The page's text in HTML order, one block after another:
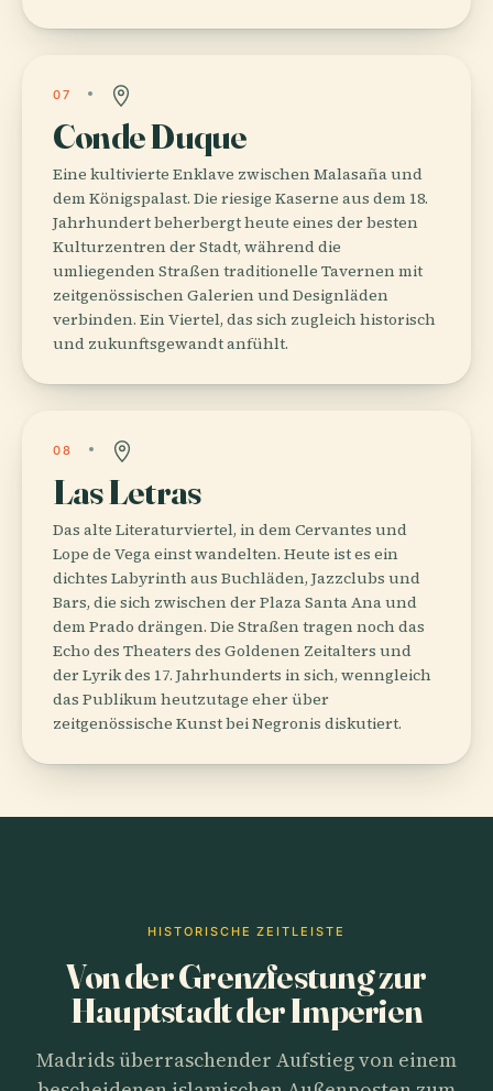
07
Conde Duque
Eine kultivierte Enklave zwischen Malasaña und
dem Königspalast. Die riesige Kaserne aus dem 18.
Jahrhundert beherbergt heute eines der besten
Kulturzentren der Stadt, während die
umliegenden Straßen traditionelle Tavernen mit
zeitgenössischen Galerien und Designläden
verbinden. Ein Viertel, das sich zugleich historisch
und zukunftsgewandt anfühlt.
08
Las Letras
Das alte Literaturviertel, in dem Cervantes und
Lope de Vega einst wandelten. Heute ist es ein
dichtes Labyrinth aus Buchläden, Jazzclubs und
Bars, die sich zwischen der Plaza Santa Ana und
dem Prado drängen. Die Straßen tragen noch das
Echo des Theaters des Goldenen Zeitalters und
der Lyrik des 17. Jahrhunderts in sich, wenngleich
das Publikum heutzutage eher über
zeitgenössische Kunst bei Negronis diskutiert.
HISTORISCHE ZEITLEISTE
Von der Grenzfestung zur
Hauptstadt der Imperien
Madrids überraschender Aufstieg von einem